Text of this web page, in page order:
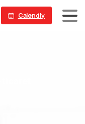
Calendly